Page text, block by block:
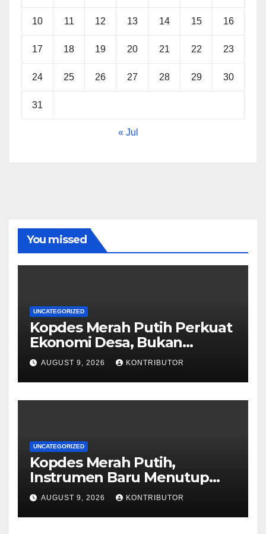
10 11 12 13 14 15 16
17 18 19 20 21 22 23
24 25 26 27 28 29 30
31
« Jul
You missed
UNCATEGORIZED
Kopdes Merah Putih Perkuat
Ekonomi Desa, Bukan
Memonopoli Pasar
AUGUST 9, 2026 KONTRIBUTOR
UNCATEGORIZED
Kopdes Merah Putih,
Instrumen Baru Menutup
Celah Nepotisme Penyaluran
Bansos
AUGUST 9, 2026 KONTRIBUTOR